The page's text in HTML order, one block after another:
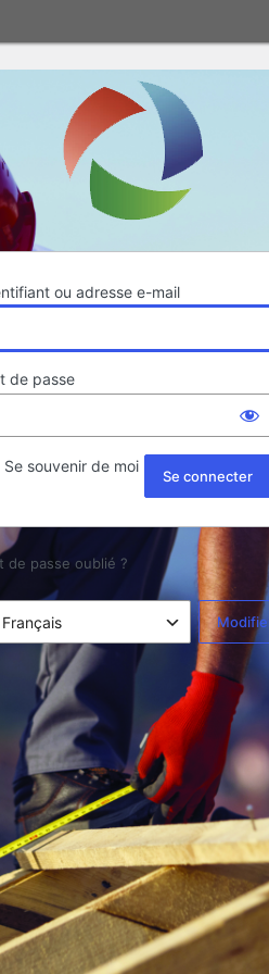
ou adresse e-mail
de passe
Se souvenir de moi
de passe oublié ?